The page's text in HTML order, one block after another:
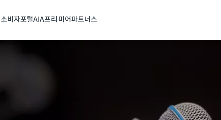
소비자포털AIA프리미어파트너스